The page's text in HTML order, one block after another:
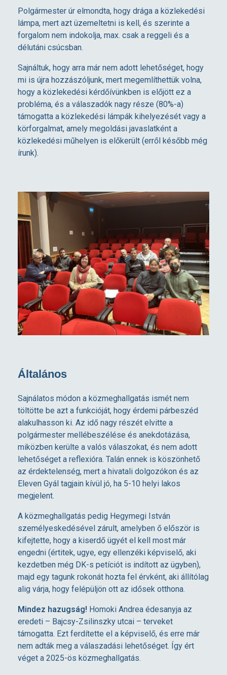
Polgármester úr elmondta, hogy drága a közlekedési
lámpa, mert azt üzemeltetni is kell, és szerinte a
forgalom nem indokolja, max. csak a reggeli és a
délutáni csúcsban.
Sajnáltuk, hogy arra már nem adott lehetőséget, hogy
mi is újra hozzászóljunk, mert megemlíthettük volna,
hogy a közlekedési kérdőívünkben is előjött ez a
probléma, és a válaszadók nagy része (80%-a)
támogatta a közlekedési lámpák kihelyezését vagy a
körforgalmat, amely megoldási javaslatként a
közlekedési műhelyen is előkerült (erről később még
írunk).
Általános
Sajnálatos módon a közmeghallgatás ismét nem
töltötte be azt a funkcióját, hogy érdemi párbeszéd
alakulhasson ki. Az idő nagy részét elvitte a
polgármester mellébeszélése és anekdotázása,
miközben kerülte a valós válaszokat, és nem adott
lehetőséget a reflexióra. Talán ennek is köszönhető
az érdektelenség, mert a hivatali dolgozókon és az
Eleven Gyál tagjain kívül jó, ha 5-10 helyi lakos
megjelent.
A közmeghallgatás pedig Hegymegi István
személyeskedésével zárult, amelyben ő először is
kifejtette, hogy a kiserdő ügyét el kell most már
engedni (értitek, ugye, egy ellenzéki képviselő, aki
kezdetben még DK-s petíciót is indított az ügyben),
majd egy tagunk rokonát hozta fel érvként, aki állítólag
alig várja, hogy felépüljön ott az idősek otthona.
Mindez hazugság! Homoki Andrea édesanyja az
eredeti – Bajcsy-Zsilinszky utcai – terveket
támogatta. Ezt ferdítette el a képviselő, és erre már
nem adták meg a válaszadási lehetőséget. Így ért
véget a 2025-ös közmeghallgatás.